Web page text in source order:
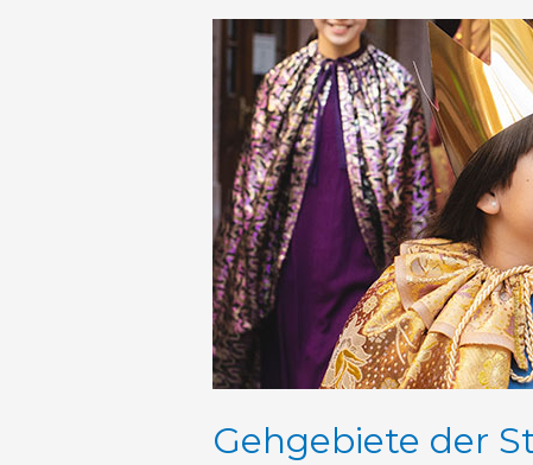
Gehgebiete der
Gehgebiete
Sternsinger:innen